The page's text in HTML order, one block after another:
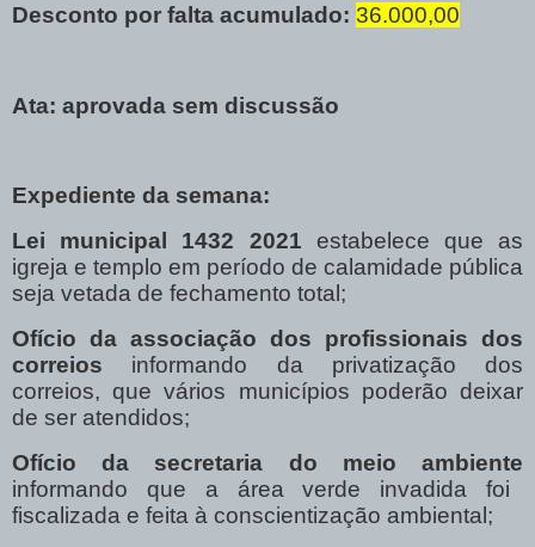
Desconto por falta acumulado: 36.000,00
Ata: aprovada sem discussão
Expediente da semana:
Lei municipal 1432 2021 estabelece que as
igreja e templo em período de calamidade pública
seja vetada de fechamento total;
Ofício da associação dos profissionais dos
correios informando da privatização dos
correios, que vários municípios poderão deixar
de ser atendidos;
Ofício da secretaria do meio ambiente
informando que a área verde invadida foi
fiscalizada e feita à conscientização ambiental;